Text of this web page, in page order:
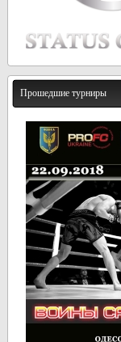
Прошедшие турниры